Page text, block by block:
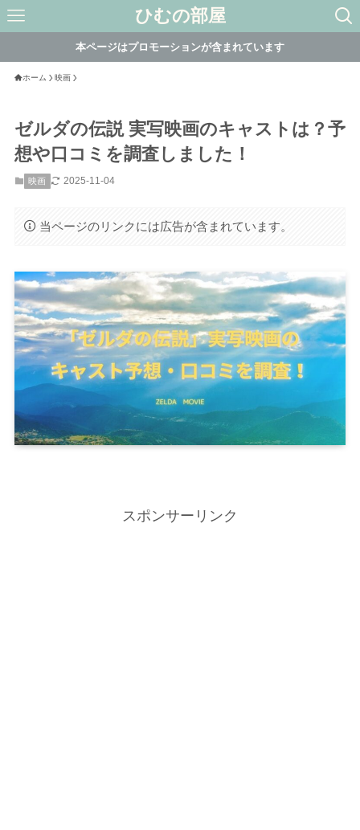
ひむの部屋
本ページはプロモーションが含まれています
ホーム 映画
ゼルダの伝説 実写映画のキャストは？予
想や口コミを調査しました！
映画 2025-11-04
当ページのリンクには広告が含まれています。
スポンサーリンク